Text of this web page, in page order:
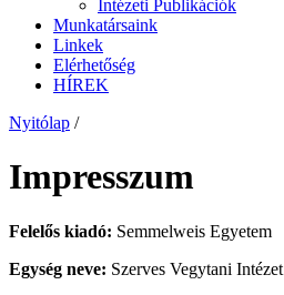
Intézeti Publikációk
Munkatársaink
Linkek
Elérhetőség
HÍREK
Nyitólap /
Impresszum
Felelős kiadó: Semmelweis Egyetem
Egység neve: Szerves Vegytani Intézet